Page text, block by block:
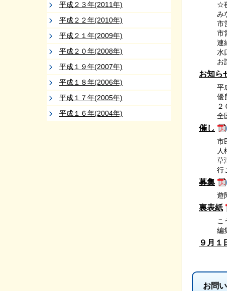
平成２３年(2011年)
平成２２年(2010年)
平成２１年(2009年)
平成２０年(2008年)
平成１９年(2007年)
平成１８年(2006年)
平成１７年(2005年)
平成１６年(2004年)
☆
み
市
市
連
水
お
お知ら
平
優
２
全
催し
市
人
草
行
募集
遊
裏表紙
こ
編
９月
お問